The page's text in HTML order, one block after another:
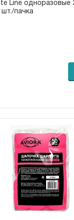
Line одноразовые
пачка